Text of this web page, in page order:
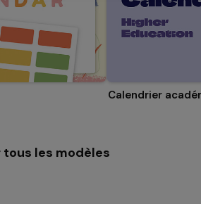
tous les modèles